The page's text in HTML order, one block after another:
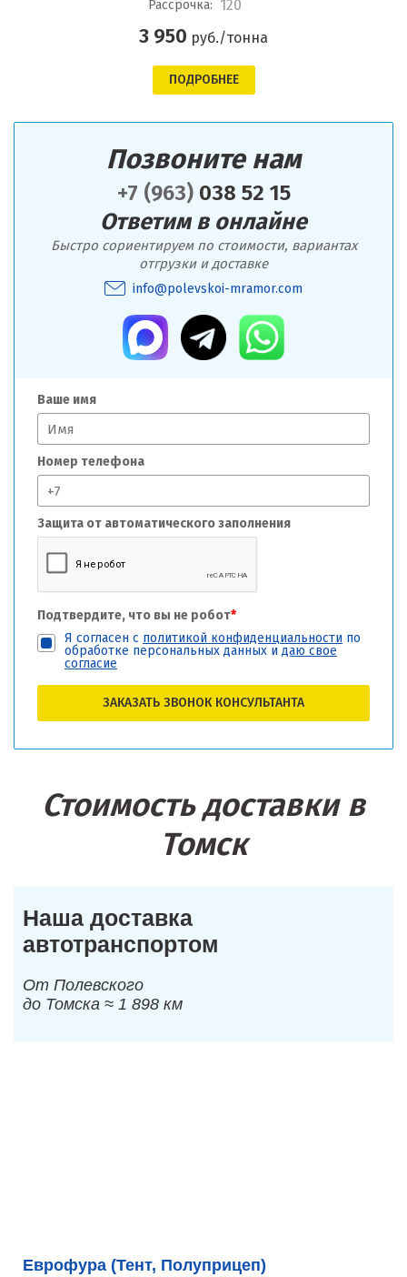
Рассрочка: 120
3 950 руб./тонна
ПОДРОБНЕЕ
Позвоните нам
+7 (963)038 52 15
Ответим в онлайне
Быстро сориентируем по стоимости, вариантах
отгрузки и доставке
info@polevskoi-mramor.com
Ваше имя
Номер телефона
Защита от автоматического заполнения
Подтвердите, что вы не робот*
Я согласен с политикой конфиденциальности по
обработке персональных данных и даю свое
согласие
ЗАКАЗАТЬ ЗВОНОК КОНСУЛЬТАНТА
Стоимость доставки в
Томск
Наша доставка
автотранспортом
От Полевского
до Томска ≈ 1 898 км
Еврофура (Тент, Полуприцеп)